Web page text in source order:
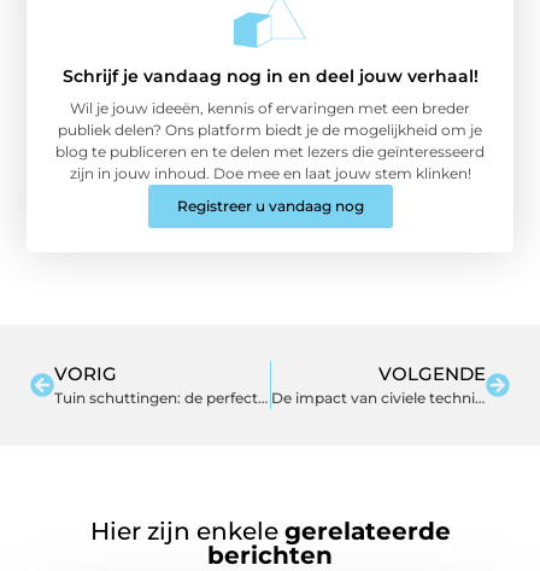
Schrijf je vandaag nog in en deel jouw verhaal!
Wil je jouw ideeën, kennis of ervaringen met een breder
publiek delen? Ons platform biedt je de mogelijkheid om je
blog te publiceren en te delen met lezers die geïnteresseerd
zijn in jouw inhoud. Doe mee en laat jouw stem klinken!
Registreer u vandaag nog
VORIG
Tuin schuttingen: de perfecte afscheiding voor uw buitenruimte
VOLGENDE
De impact van civiele techniek op onze leefomgeving: voorbeelden en projecten
Hier zijn enkele gerelateerde
berichten